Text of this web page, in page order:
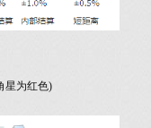
为红色)